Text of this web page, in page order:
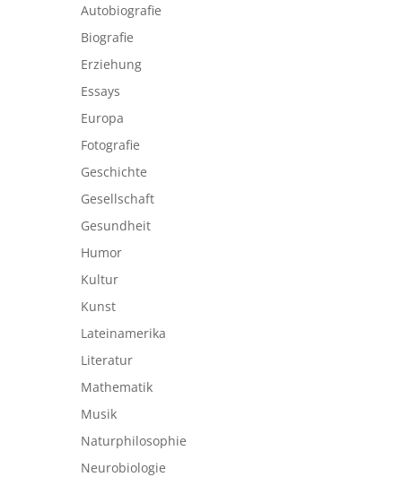
Autobiografie
Biografie
Erziehung
Essays
Europa
Fotografie
Geschichte
Gesellschaft
Gesundheit
Humor
Kultur
Kunst
Lateinamerika
Literatur
Mathematik
Musik
Naturphilosophie
Neurobiologie